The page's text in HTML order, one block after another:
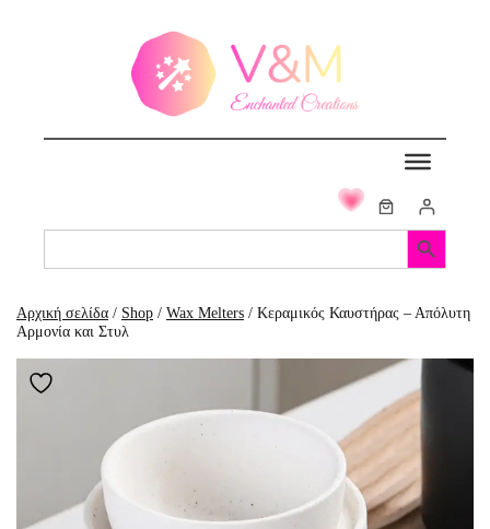
Search
Search Button
Αρχική σελίδα / Shop / Wax Melters / Κεραμικός Καυστήρας – Απόλυτη
Αρμονία και Στυλ